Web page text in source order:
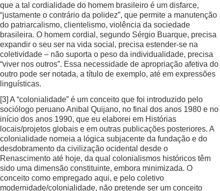
que a tal cordialidade do homem brasileiro é um disfarce,
“justamente o contrário da polidez”, que permite a manutenção
do patriarcalismo, clientelismo, violência da sociedade
brasileira. O homem cordial, segundo Sérgio Buarque, precisa
expandir o seu ser na vida social, precisa estender-se na
coletividade – não suporta o peso da individualidade, precisa
“viver nos outros”. Essa necessidade de apropriação afetiva do
outro pode ser notada, a título de exemplo, até em expressões
linguísticas.
[3] A “colonialidade” é um conceito que foi introduzido pelo
sociólogo peruano Anibal Quijano, no final dos anos 1980 e no
início dos anos 1990, que eu elaborei em Histórias
locais/projetos globais e em outras publicações posteriores. A
colonialidade nomeia a lógica subjacente da fundação e do
desdobramento da civilização ocidental desde o
Renascimento até hoje, da qual colonialismos históricos têm
sido uma dimensão constituinte, embora minimizada. O
conceito como empregado aqui, e pelo coletivo
modernidade/colonialidade, não pretende ser um conceito